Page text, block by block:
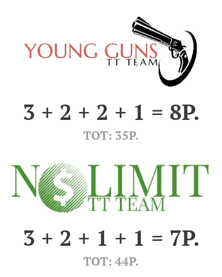
3 + 2 + 2 + 1 = 8P.
TOT: 35P.
3 + 2 + 1 + 1 = 7P.
TOT: 44P.